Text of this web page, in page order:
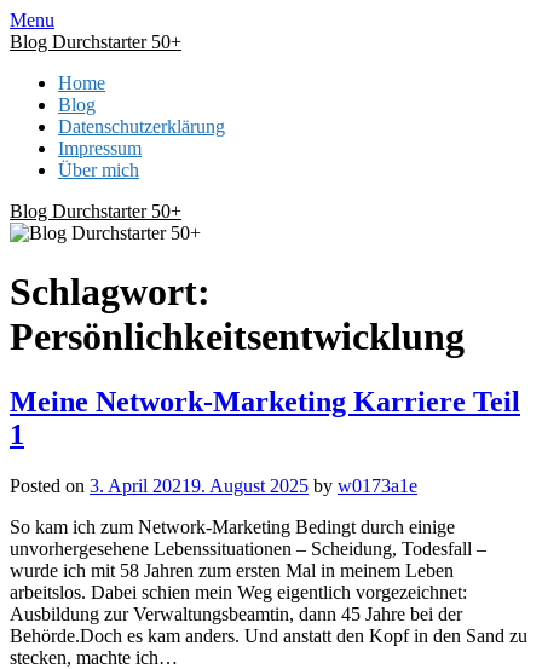
Skip
to
Menu
Blog Durchstarter 50+
Home
Blog
Datenschutzerklärung
Impressum
Über mich
Blog Durchstarter 50+
Schlagwort:
Persönlichkeitsentwicklung
Meine Network-Marketing Karriere Teil
1
Posted on 3. April 20219. August 2025 by w0173a1e
So kam ich zum Network-Marketing Bedingt durch einige
unvorhergesehene Lebenssituationen – Scheidung, Todesfall –
wurde ich mit 58 Jahren zum ersten Mal in meinem Leben
arbeitslos. Dabei schien mein Weg eigentlich vorgezeichnet:
Ausbildung zur Verwaltungsbeamtin, dann 45 Jahre bei der
Behörde.Doch es kam anders. Und anstatt den Kopf in den Sand zu
stecken, machte ich…